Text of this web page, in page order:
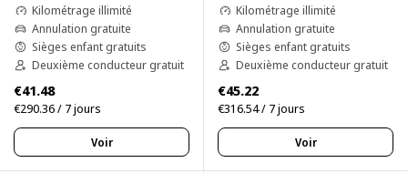
Kilométrage illimité
Annulation gratuite
Sièges enfant gratuits
Deuxième conducteur gratuit
€41.48
€290.36 / 7 jours
Voir
Kilométrage illimité
Annulation gratuite
Sièges enfant gratuits
Deuxième conducteur gratuit
€45.22
€316.54 / 7 jours
Voir